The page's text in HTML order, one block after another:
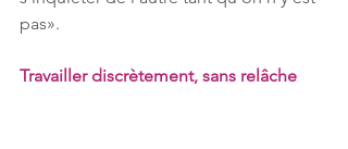
pas».
Travailler discrètement, sans relâche